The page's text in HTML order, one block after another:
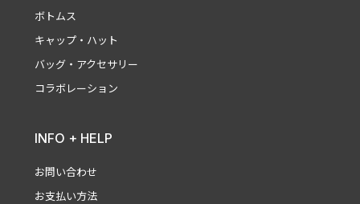
ボトムス
キャップ・ハット
バッグ・アクセサリー
コラボレーション
INFO + HELP
お問い合わせ
お支払い方法